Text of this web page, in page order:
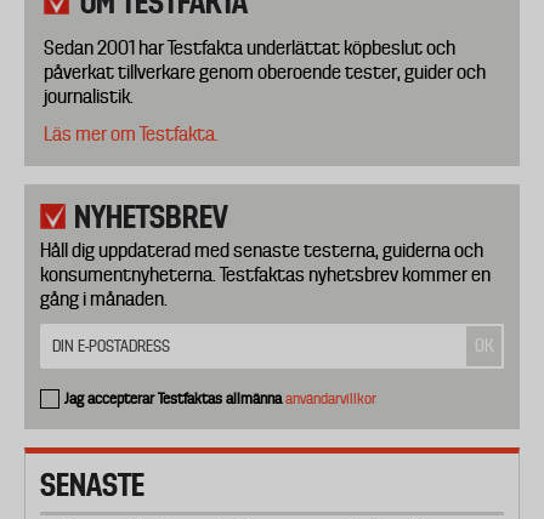
Sedan 2001 har Testfakta underlättat köpbeslut och
påverkat tillverkare genom oberoende tester, guider och
journalistik.
Läs mer om Testfakta.
NYHETSBREV
Håll dig uppdaterad med senaste testerna, guiderna och
konsumentnyheterna. Testfaktas nyhetsbrev kommer en
gång i månaden.
Jag accepterar Testfaktas allmännaanvändarvillkor
SENASTE